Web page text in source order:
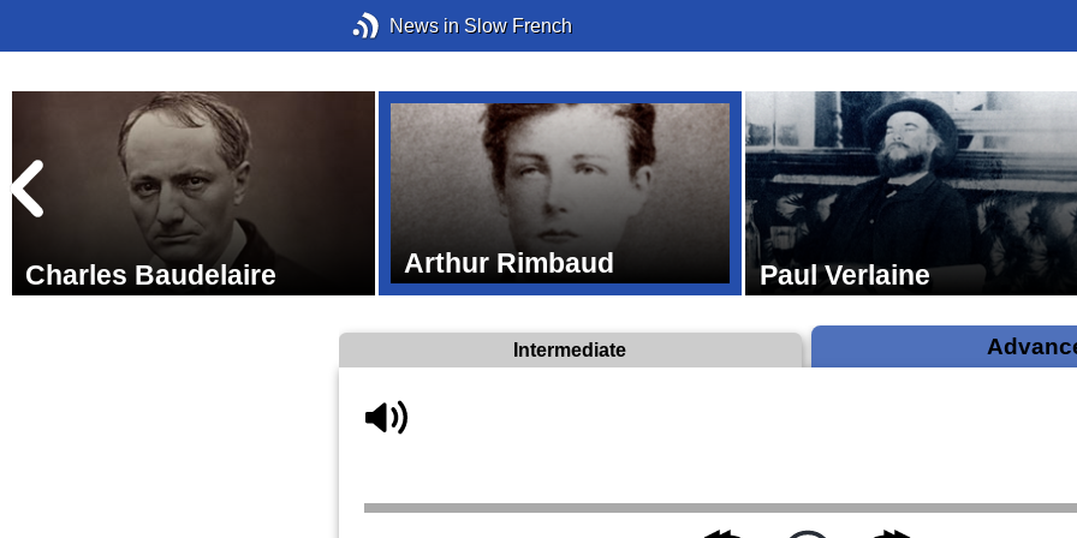
News in Slow French
Charles Baudelaire Arthur Rimbaud Paul Verlaine
Intermediate